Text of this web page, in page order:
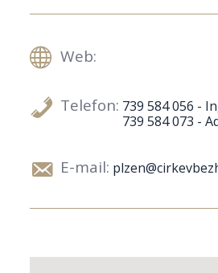
Web:
Telefon: 739 584 056 -
739 584 073 -
E-mail: